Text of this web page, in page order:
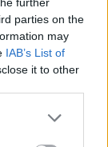
parties on the
may
IAB’s List of
it to other
Sąjūdžio
būstinės
pėda.
Ulevičiaus